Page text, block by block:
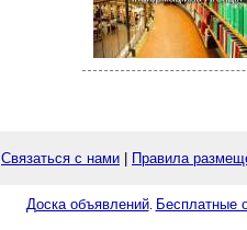
Связаться с нами Правила
Доска объявлений. Бесплатные